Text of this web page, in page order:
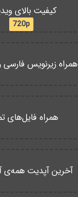
کیفیت بالای
720p
همراه زیرنویس فارسی
همراه فایل‌های
آخرین آپدیت همه‌ی